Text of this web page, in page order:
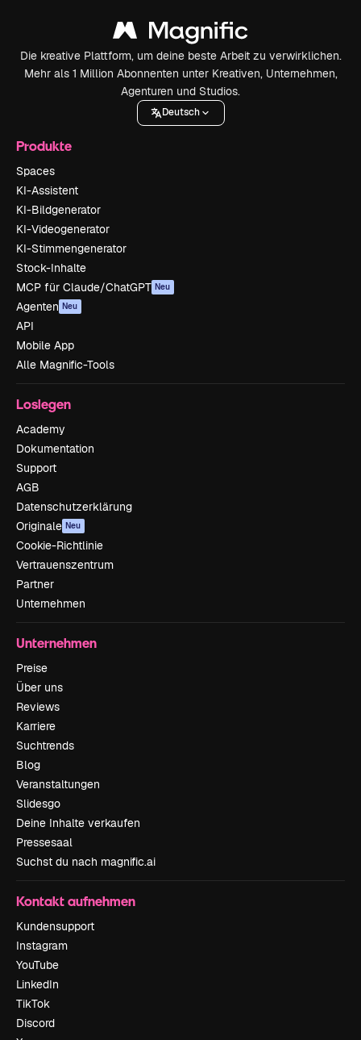
Die kreative Plattform, um deine beste Arbeit zu verwirklichen.
Mehr als 1 Million Abonnenten unter Kreativen, Unternehmen,
Agenturen und Studios.
Deutsch
Produkte
Spaces
KI-Assistent
KI-Bildgenerator
KI-Videogenerator
KI-Stimmengenerator
Stock-Inhalte
MCP für Claude/ChatGPT Neu
Agenten Neu
API
Mobile App
Alle Magnific-Tools
Loslegen
Academy
Dokumentation
Support
AGB
Datenschutzerklärung
Originale Neu
Cookie-Richtlinie
Vertrauenszentrum
Partner
Unternehmen
Unternehmen
Preise
Über uns
Reviews
Karriere
Suchtrends
Blog
Veranstaltungen
Slidesgo
Deine Inhalte verkaufen
Pressesaal
Suchst du nach magnific.ai
Kontakt aufnehmen
Kundensupport
Instagram
YouTube
LinkedIn
TikTok
Discord